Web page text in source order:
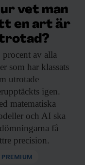
med
vet man
en art är
procent av alla
som har klassats
utrotade
igen.
matematiska
och AI ska
få
precision.
PREMIUM